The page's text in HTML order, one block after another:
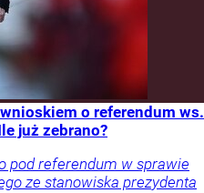
o referendum ws.
już zebrano?
pod referendum w sprawie
ze stanowiska prezydenta